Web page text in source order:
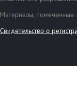
Материалы, помеченные
Свидетельство о